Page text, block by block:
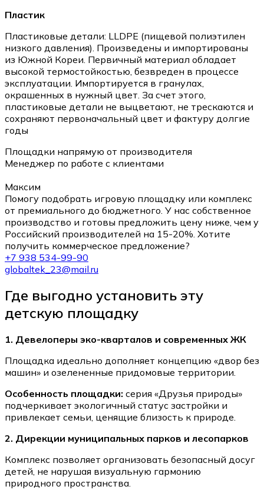
Пластик
Пластиковые детали: LLDPE (пищевой полиэтилен
низкого давления). Произведены и импортированы
из Южной Кореи. Первичный материал обладает
высокой термостойкостью, безвреден в процессе
эксплуатации. Импортируется в гранулах,
окрашенных в нужный цвет. За счет этого,
пластиковые детали не выцветают, не трескаются и
сохраняют первоначальный цвет и фактуру долгие
годы
Площадки напрямую от производителя
Менеджер по работе с клиентами
Максим
Помогу подобрать игровую площадку или комплекс
от премиального до бюджетного. У нас собственное
производство и готовы предложить цену ниже, чем у
Российский производителей на 15-20%. Хотите
получить коммерческое предложение?
+7 938 534-99-90
globaltek_23@mail.ru
Где выгодно установить эту
детскую площадку
1. Девелоперы эко-кварталов и современных ЖК
Площадка идеально дополняет концепцию «двор без
машин» и озелененные придомовые территории.
Особенность площадки: серия «Друзья природы»
подчеркивает экологичный статус застройки и
привлекает семьи, ценящие близость к природе.
2. Дирекции муниципальных парков и лесопарков
Комплекс позволяет организовать безопасный досуг
детей, не нарушая визуальную гармонию
природного пространства.